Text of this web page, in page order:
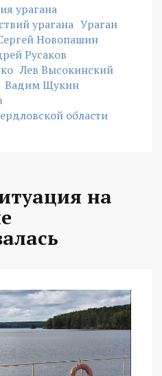
урагана
урагана Ураган
Новопашин
Русаков
Лев Высокинский
Вадим Щукин
области
на